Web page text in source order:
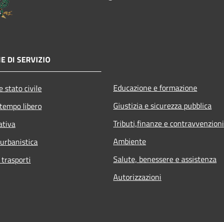
DI SERVIZIO
stato civile
libero
Educazione e formazione
Giustizia e sicurezza pubblica
Tributi,finanze e contravvenzioni
Ambiente
Salute, benessere e assistenza
Autorizzazioni